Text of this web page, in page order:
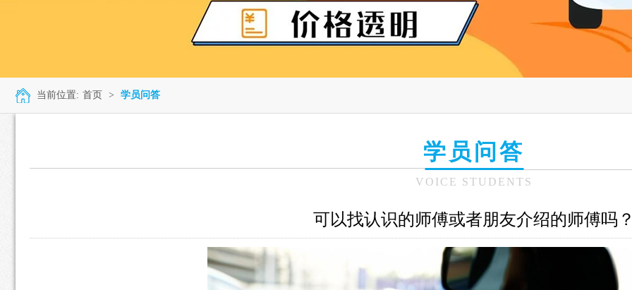
当前位置: 首页 > 学员问答
学员问答
VOICE STUDENTS
可以找认识的师傅或者朋友介绍的师傅吗